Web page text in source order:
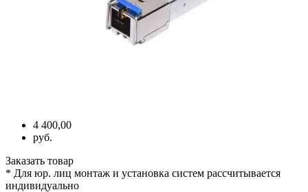
4 400,00
руб.
Заказать товар
* Для юр. лиц монтаж и установка систем рассчитывается
индивидуально